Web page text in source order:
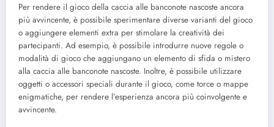
Per rendere il gioco della caccia alle banconote nascoste ancora
più avvincente, è possibile sperimentare diverse varianti del gioco
o aggiungere elementi extra per stimolare la creatività dei
partecipanti. Ad esempio, è possibile introdurre nuove regole o
modalità di gioco che aggiungano un elemento di sfida o mistero
alla caccia alle banconote nascoste. Inoltre, è possibile utilizzare
oggetti o accessori speciali durante il gioco, come torce o mappe
enigmatiche, per rendere l’esperienza ancora più coinvolgente e
avvincente.